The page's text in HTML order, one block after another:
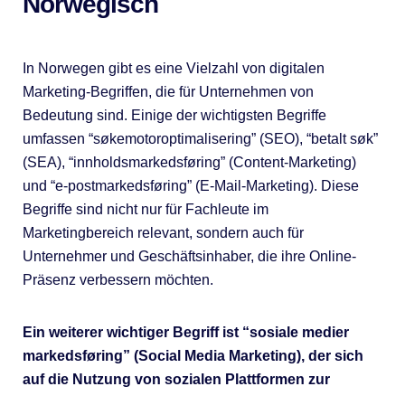
In Norwegen gibt es eine Vielzahl von digitalen
Marketing-Begriffen, die für Unternehmen von
Bedeutung sind. Einige der wichtigsten Begriffe
umfassen “søkemotoroptimalisering” (SEO), “betalt søk”
(SEA), “innholdsmarkedsføring” (Content-Marketing)
und “e-postmarkedsføring” (E-Mail-Marketing). Diese
Begriffe sind nicht nur für Fachleute im
Marketingbereich relevant, sondern auch für
Unternehmer und Geschäftsinhaber, die ihre Online-
Präsenz verbessern möchten.
Ein weiterer wichtiger Begriff ist “sosiale medier
markedsføring” (Social Media Marketing), der sich
auf die Nutzung von sozialen Plattformen zur